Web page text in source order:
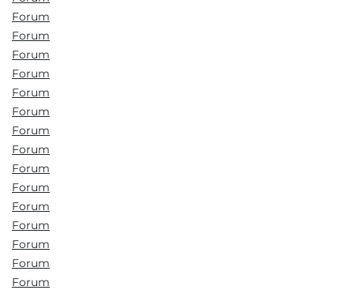
Forum
Forum
Forum
Forum
Forum
Forum
Forum
Forum
Forum
Forum
Forum
Forum
Forum
Forum
Forum